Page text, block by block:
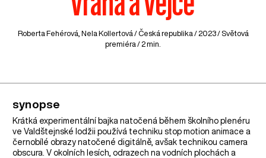
Roberta Fehérová, Nela Kollertová /Česká republika / 2023 / Světová
premiéra / 2 min.
synopse
Krátká experimentální bajka natočená během školního plenéru
ve Valdštejnské lodžii používá techniku stop motion animace a
černobílé obrazy natočené digitálně, avšak technikou camera
obscura. V okolních lesích, odrazech na vodních plochách a